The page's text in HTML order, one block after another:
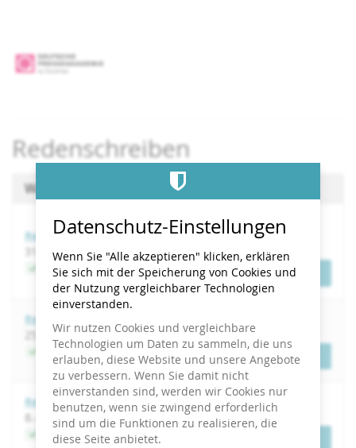
springen
Redenschreiben
Wählen Sie einen Termin aus
Redenschreiben
31. August –bis1. September 2026
Jetzt buchen Tickets
Redenschreiben
25.
bis
26. November 2026
Jetzt buchen Tickets
Redenschreiben
8.
9. April 2027
Jetzt buchen
Datenschutz-Einstellungen
Wenn Sie "Alle akzeptieren" klicken, erklären
Sie sich mit der Speicherung von Cookies und
der Nutzung vergleichbarer Technologien
einverstanden.
Wir nutzen Cookies und vergleichbare
Technologien um Daten zu sammeln, die uns
erlauben, diese Website und unsere Angebote
zu verbessern. Wenn Sie damit nicht
einverstanden sind, werden wir Cookies nur
benutzen, wenn sie zwingend erforderlich
sind um die Funktionen zu realisieren, die
diese Seite anbietet.